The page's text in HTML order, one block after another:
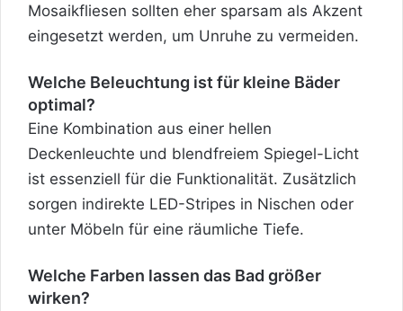
Mosaikfliesen sollten eher sparsam als Akzent
eingesetzt werden, um Unruhe zu vermeiden.
Welche Beleuchtung ist für kleine Bäder
optimal?
Eine Kombination aus einer hellen
Deckenleuchte und blendfreiem Spiegel-Licht
ist essenziell für die Funktionalität. Zusätzlich
sorgen indirekte LED-Stripes in Nischen oder
unter Möbeln für eine räumliche Tiefe.
Welche Farben lassen das Bad größer
wirken?